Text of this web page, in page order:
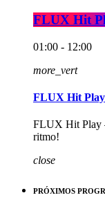
FLUX Hit
01:00 - 12:00
more_vert
FLUX Hit Play
FLUX Hit Play
ritmo!
close
PRÓXIMOS